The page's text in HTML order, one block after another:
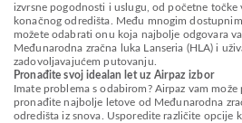
izvrsne pogodnosti i uslugu, od početne točke
konačnog odredišta. Među mnogim
možete odabrati onu koja najbolje odgovara
Međunarodna zračna luka Lanseria (HLA) i
zadovoljavajućem putovanju.
Pronađite svoj idealan let uz Airpaz izbor
Imate problema s odabirom? Airpaz vam
pronađite najbolje letove od Međunarodna
odredišta iz snova. Usporedite različite opcije